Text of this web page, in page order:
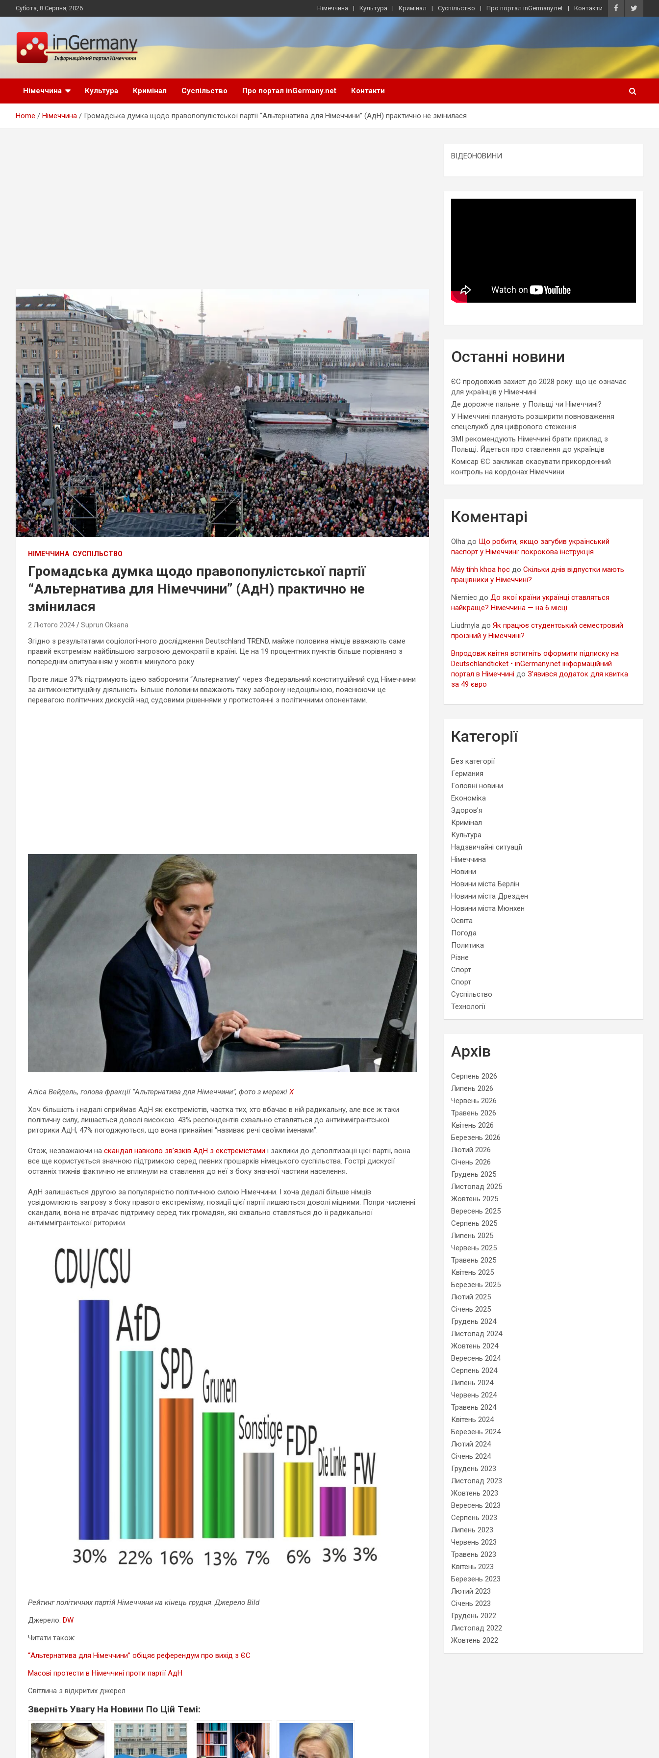
to
Субота, 8 Серпня, 2026 Німеччина Культура Кримінал Суспільство Про портал inGermany.net Контакти
inGermany.net
інформаційний
портал в Німеччині
Німеччини, українці в Німеччині
Німеччина
Культура Кримінал Суспільство Про портал inGermany.net Контакти
Home Німеччина Громадська думка щодо правопопулістської партії “Альтернатива для Німеччини” (АдН) практично не змінилася
НІМЕЧЧИНА СУСПІЛЬСТВО
Громадська думка щодо правопопулістської партії
“Альтернатива для Німеччини” (АдН) практично не
змінилася
2 Лютого 2024 Suprun Oksana
Згідно з результатами соціологічного дослідження Deutschland TREND, майже половина німців вважають саме
правий екстремізм найбільшою загрозою демократії в країні. Це на 19 процентних пунктів більше порівняно з
попереднім опитуванням у жовтні минулого року.
Проте лише 37% підтримують ідею заборонити “Альтернативу” через Федеральний конституційний суд Німеччини
за антиконституційну діяльність. Більше половини вважають таку заборону недоцільною, пояснюючи це
перевагою політичних дискусій над судовими рішеннями у протистоянні з політичними опонентами.
Аліса Вейдель, голова фракції “Альтернатива для Німеччини”, фото з мережі X
Хоч більшість і надалі сприймає АдН як екстремістів, частка тих, хто вбачає в ній радикальну, але все ж таки
політичну силу, лишається доволі високою. 43% респондентів схвально ставляться до антиіммігрантської
риторики АдН, 47% погоджуються, що вона принаймні “називає речі своїми іменами”.
Отож, незважаючи на скандал навколо зв’язків АдН з екстремістами і заклики до деполітизації цієї партії, вона
все ще користується значною підтримкою серед певних прошарків німецького суспільства. Гострі дискусії
останніх тижнів фактично не вплинули на ставлення до неї з боку значної частини населення.
АдН залишається другою за популярністю політичною силою Німеччини. І хоча дедалі більше німців
усвідомлюють загрозу з боку правого екстремізму, позиції цієї партії лишаються доволі міцними. Попри численні
скандали, вона не втрачає підтримку серед тих громадян, які схвально ставляться до її радикальної
антиіммігрантської риторики.
Рейтинг політичних партій Німеччини на кінець грудня.Джерело Bild
Джерело: DW
Читати також:
“Альтернатива для Німеччини” обіцяє референдум про вихід з ЄС
Масові протести в Німеччині проти партії АдН
Світлина з відкритих джерел
Зверніть Увагу На Новини По Цій Темі:
ВІДЕОНОВИНИ
Останні новини
ЄС продовжив захист до 2028 року: що це означає
для українців у Німеччині
Де дорожче пальне: у Польщі чи Німеччині?
У Німеччині планують розширити повноваження
спецслужб для цифрового стеження
ЗМІ рекомендують Німеччині брати приклад з
Польщі. Йдеться про ставлення до українців
Комісар ЄС закликав скасувати прикордонний
контроль на кордонах Німеччини
Коментарі
Olha до Що робити, якщо загубив український
паспорт у Німеччині: покрокова інструкція
Máy tính khoa học доСкільки днів відпустки мають
працівники у Німеччині?
Niemiec доДо якої країни українці ставляться
найкраще? Німеччина — на 6 місці
Liudmyla доЯк працює студентський семестровий
проїзний у Німеччині?
Впродовж квітня встигніть оформити підписку на
Deutschlandticket • inGermany.net інформаційний
портал в Німеччині доЗ’явився додаток для квитка
за 49 євро
Категорії
Без категорії
Германия
Головні новини
Економіка
Здоров'я
Кримінал
Культура
Надзвичайні ситуації
Німеччина
Новини
Новини міста Берлін
Новини міста Дрезден
Новини міста Мюнхен
Освіта
Погода
Политика
Різне
Спорт
Спорт
Суспільство
Технології
Архів
Серпень 2026
Липень 2026
Червень 2026
Травень 2026
Квітень 2026
Березень 2026
Лютий 2026
Січень 2026
Грудень 2025
Листопад 2025
Жовтень 2025
Вересень 2025
Серпень 2025
Липень 2025
Червень 2025
Травень 2025
Квітень 2025
Березень 2025
Лютий 2025
Січень 2025
Грудень 2024
Листопад 2024
Жовтень 2024
Вересень 2024
Серпень 2024
Липень 2024
Червень 2024
Травень 2024
Квітень 2024
Березень 2024
Лютий 2024
Січень 2024
Грудень 2023
Листопад 2023
Жовтень 2023
Вересень 2023
Серпень 2023
Липень 2023
Червень 2023
Травень 2023
Квітень 2023
Березень 2023
Лютий 2023
Січень 2023
Грудень 2022
Листопад 2022
Жовтень 2022